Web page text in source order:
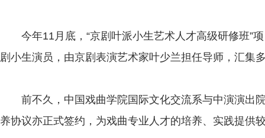
今年11月底，“京剧叶派小生艺术人才高级研修班”
剧小生演员，由京剧表演艺术家叶少兰担任导师，汇集
前不久，中国戏曲学院国际文化交流系与中演演出
养协议亦正式签约，为戏曲专业人才的培养、实践提供